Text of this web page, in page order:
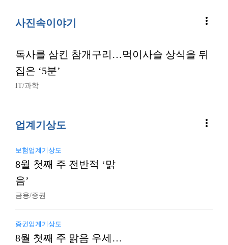
사진속이야기 more_vert
독사를 삼킨 참개구리…먹이사슬 상식을 뒤
집은 ‘5분’
IT/과학
업계기상도 more_vert
보험업계기상도
8월 첫째 주 전반적 ‘맑
음’
금융/증권
증권업계기상도
8월 첫째 주 맑음 우세…